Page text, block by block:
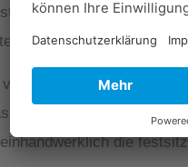
man Brücken aus
befestigt werden.
festsitzendem
Dentallabor in ein
die